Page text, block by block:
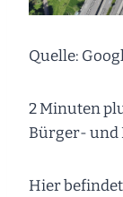
Quelle:
2 Minuten
Bürger- und
Hier